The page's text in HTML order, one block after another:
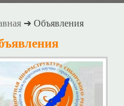
➜ Объявления